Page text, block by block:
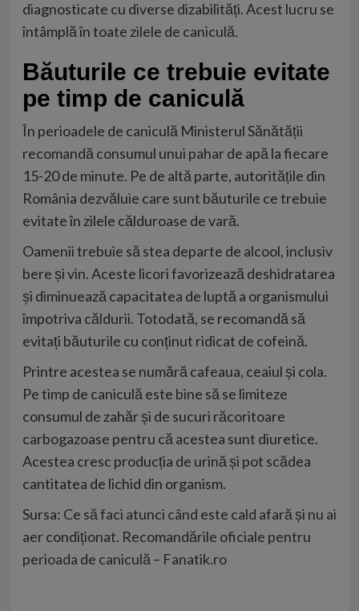
diagnosticate cu diverse dizabilități. Acest lucru se
întâmplă în toate zilele de caniculă.
Băuturile ce trebuie evitate
pe timp de caniculă
În perioadele de caniculă Ministerul Sănătății
recomandă consumul unui pahar de apă la fiecare
15-20 de minute. Pe de altă parte, autoritățile din
România dezvăluie care sunt băuturile ce trebuie
evitate în zilele călduroase de vară.
Oamenii trebuie să stea departe de alcool, inclusiv
bere și vin. Aceste licori favorizează deshidratarea
și diminuează capacitatea de luptă a organismului
împotriva căldurii. Totodată, se recomandă să
evitați băuturile cu conținut ridicat de cofeină.
Printre acestea se numără cafeaua, ceaiul și cola.
Pe timp de caniculă este bine să se limiteze
consumul de zahăr și de sucuri răcoritoare
carbogazoase pentru că acestea sunt diuretice.
Acestea cresc producția de urină și pot scădea
cantitatea de lichid din organism.
Sursa: Ce să faci atunci când este cald afară și nu ai
aer condiționat. Recomandările oficiale pentru
perioada de caniculă – Fanatik.ro